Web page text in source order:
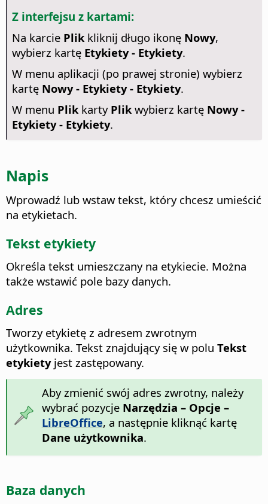
Z interfejsu z kartami:
Na karcie Plikkliknij długo ikonę Nowy,
wybierz kartę Etykiety - Etykiety.
W menu aplikacji (po prawej stronie) wybierz
kartę Nowy - Etykiety - Etykiety.
W menu Plikkarty Plikwybierz kartę Nowy -
Etykiety - Etykiety.
Napis
Wprowadź lub wstaw tekst, który chcesz umieścić
na etykietach.
Tekst etykiety
Określa tekst umieszczany na etykiecie. Można
także wstawić pole bazy danych.
Adres
Tworzy etykietę z adresem zwrotnym
użytkownika. Tekst znajdujący się w polu Tekst
etykietyjest zastępowany.
Aby zmienić swój adres zwrotny, należy
wybrać pozycje Narzędzia – Opcje –
LibreOffice, a następnie kliknąć kartę
Dane użytkownika.
Baza danych